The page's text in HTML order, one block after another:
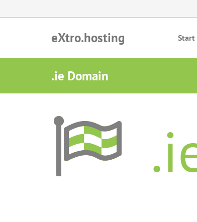
eXtro.hosting Start
.ie Domain